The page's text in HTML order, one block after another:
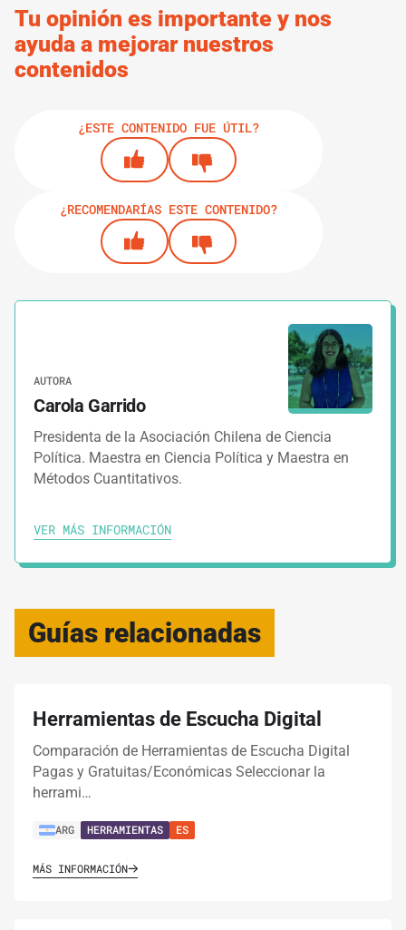
Tu opinión es importante y nos
ayuda a mejorar nuestros
contenidos
¿ESTE CONTENIDO FUE ÚTIL?
¿RECOMENDARÍAS ESTE CONTENIDO?
AUTORA
Carola Garrido
Presidenta de la Asociación Chilena de Ciencia
Política. Maestra en Ciencia Política y Maestra en
Métodos Cuantitativos.
VER MÁS INFORMACIÓN
Guías relacionadas
Herramientas de Escucha Digital
Comparación de Herramientas de Escucha Digital
Pagas y Gratuitas/Económicas Seleccionar la
herrami…
ARG HERRAMIENTAS ES
MÁS INFORMACIÓN